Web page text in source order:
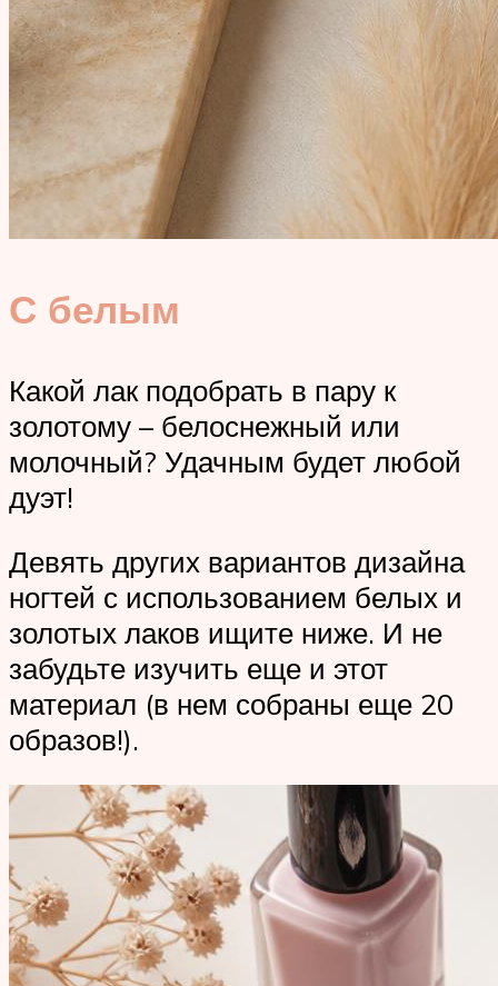
С белым
Какой лак подобрать в пару к
золотому – белоснежный или
молочный? Удачным будет любой
дуэт!
Девять других вариантов дизайна
ногтей с использованием белых и
золотых лаков ищите ниже. И не
забудьте изучить еще и этот
материал (в нем собраны еще 20
образов!).